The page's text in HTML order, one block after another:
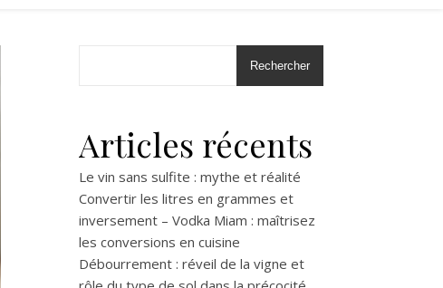
Rechercher
Articles récents
Le vin sans sulfite : mythe et réalité
Convertir les litres en grammes et
inversement – Vodka Miam : maîtrisez
les conversions en cuisine
Débourrement : réveil de la vigne et